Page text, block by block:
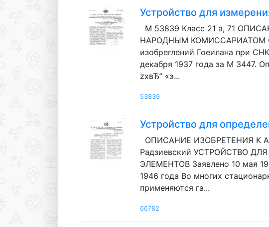
Устройство для
М 53839 Класс 21 а, 71
НАРОДНЫМ КОМИССАРИАТОМ
изобреглений Гоеилана при
декабря 1937 года за М 3447.
zxвЂ” «э...
53839
Устройство для
ОПИСАНИЕ ИЗОБРЕТЕНИЯ К
Радзиевский УСТРОЙСТВО
ЭЛЕМЕНТОВ Заявлено 10 мая
1946 года Во многих
применяются га...
66782